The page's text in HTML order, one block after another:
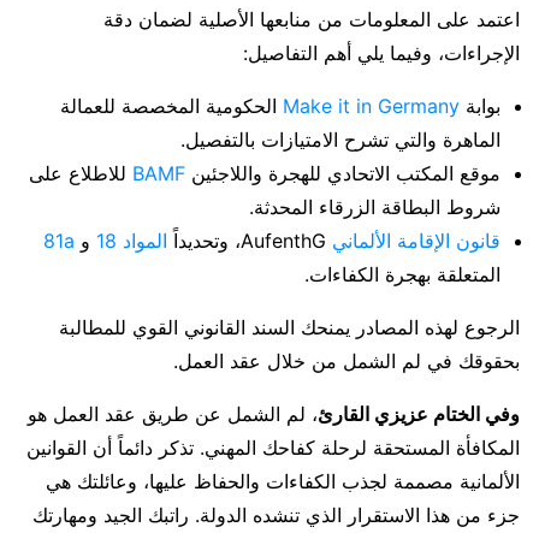
اعتمد على المعلومات من منابعها الأصلية لضمان دقة
الإجراءات، وفيما يلي أهم التفاصيل:
بوابة Make it in Germany الحكومية المخصصة للعمالة
الماهرة والتي تشرح الامتيازات بالتفصيل.
موقع المكتب الاتحادي للهجرة واللاجئين BAMF للاطلاع على
شروط البطاقة الزرقاء المحدثة.
قانون الإقامة الألماني
المواد 18 و 81a
المتعلقة بهجرة الكفاءات.
الرجوع لهذه المصادر يمنحك السند القانوني القوي للمطالبة
بحقوقك في لم الشمل من خلال عقد العمل.
وفي الختام عزيزي القارئ، لم الشمل عن طريق عقد العمل هو
المكافأة المستحقة لرحلة كفاحك المهني. تذكر دائماً أن القوانين
الألمانية مصممة لجذب الكفاءات والحفاظ عليها، وعائلتك هي
جزء من هذا الاستقرار الذي تنشده الدولة. راتبك الجيد ومهارتك